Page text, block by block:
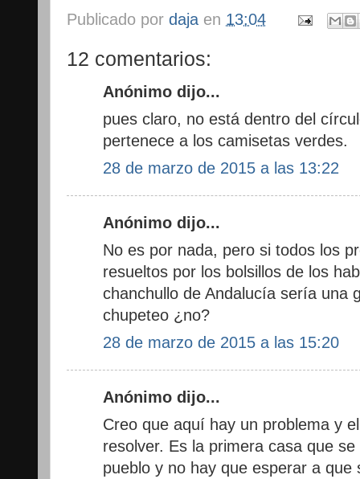
Publicado por daja en 13:04
12 comentarios:
Anónimo dijo...
pues claro, no está dentro del
pertenece a los camisetas verdes.
28 de marzo de 2015 a las 13:22
Anónimo dijo...
No es por nada, pero si todos los
resueltos por los bolsillos de los
chanchullo de Andalucía sería una
chupeteo ¿no?
28 de marzo de 2015 a las 15:20
Anónimo dijo...
Creo que aquí hay un problema y
resolver. Es la primera casa que
pueblo y no hay que esperar a